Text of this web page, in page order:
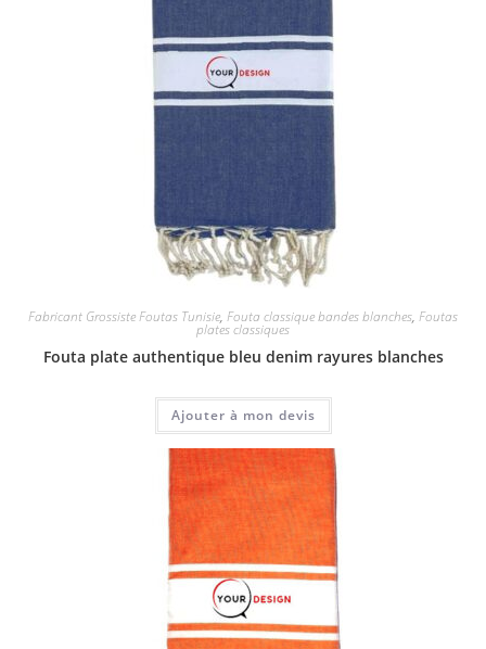
Fabricant Grossiste Foutas Tunisie, Fouta classique bandes blanches, Foutas
plates classiques
Fouta plate authentique bleu denim rayures blanches
Ajouter à mon devis